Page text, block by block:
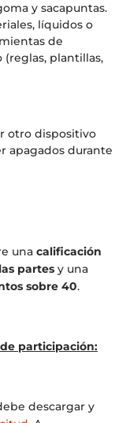
y sacapuntas.
líquidos o
de
plantillas,
otro dispositivo
apagados durante
una calificación
partes y una
sobre 40.
participación:
descargar y